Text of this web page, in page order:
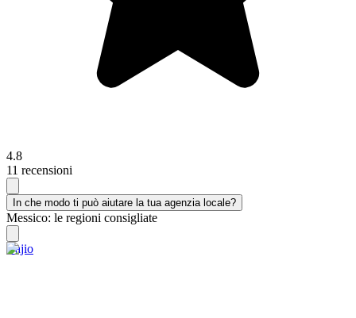
4.8
11 recensioni
In che modo ti può aiutare la tua agenzia locale?
Messico: le regioni consigliate
Bajio